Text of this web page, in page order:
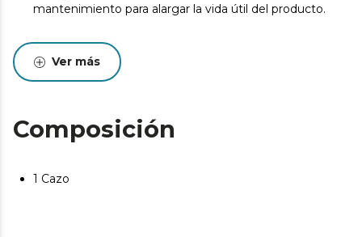
mantenimiento para alargar la vida útil del producto.
Ver más
Composición
1 Cazo